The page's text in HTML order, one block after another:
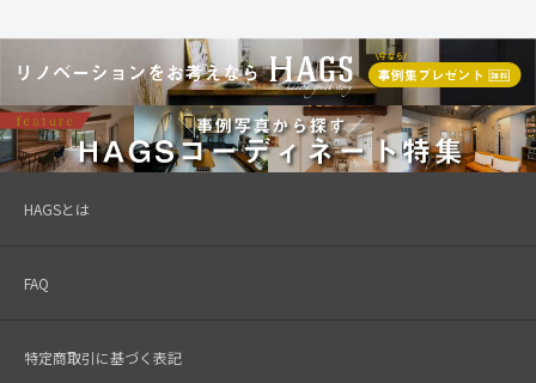
HAGSとは
FAQ
特定商取引に基づく表記